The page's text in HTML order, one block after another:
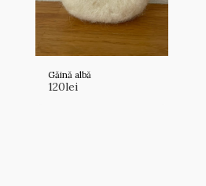
Găină albă
120lei